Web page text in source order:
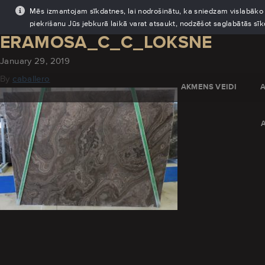
Mēs izmantojam sīkdatnes, lai nodrošinātu, ka sniedzam
piekrišanu Jūs jebkurā laikā varat atsaukt, nodzēšot saglabātās
AKMENS VEIDI
ERAMOSA_C_C_LOKSNE
January 29, 2019
By caballero